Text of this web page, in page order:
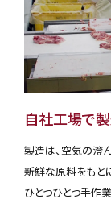
自社工場で
製造は、空気の澄
新鮮な原料をもと
ひとつひとつ手作